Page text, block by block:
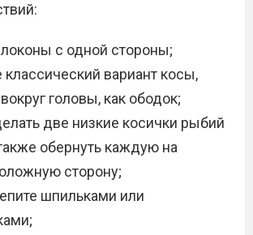
с одной стороны;
классический вариант косы,
головы, как ободок;
две низкие косички рыбий
обернуть каждую на
сторону;
шпильками или